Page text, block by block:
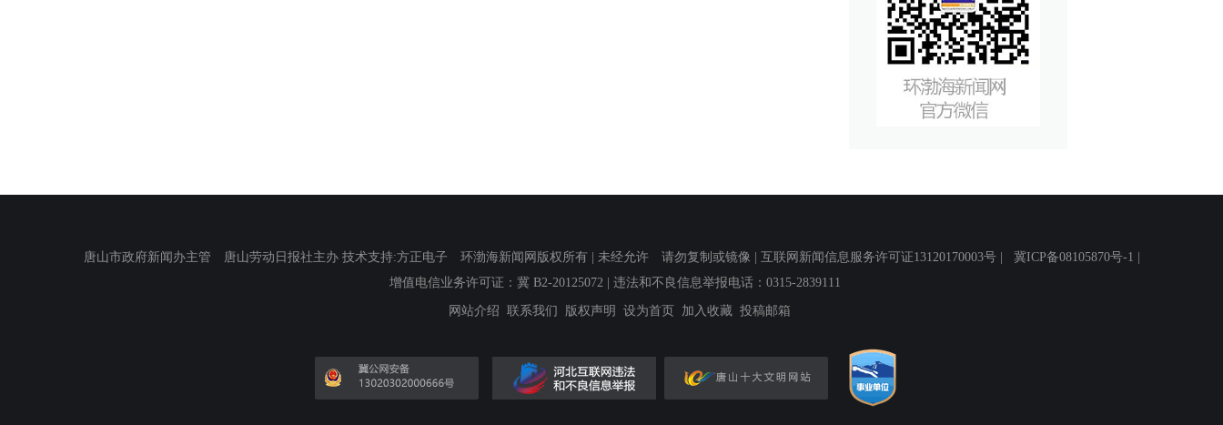
唐山市政府新闻办主管 唐山劳动日报社主办 技术支持:方正电子 环渤海新闻网版权所有 | 未经允许 请勿复制或镜像 | 互联网新闻信息服务许可证13120170003号 | 冀ICP备08105870号-1
增值电信业务许可证：冀 B2-20125072 | 违法和不良信息举报电话：0315-2839111
网站介绍 联系我们 版权声明 设为首页 加入收藏 投稿邮箱